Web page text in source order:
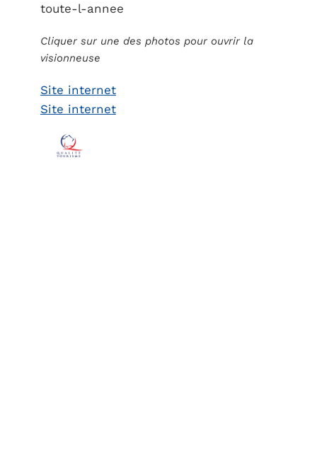
toute-l-annee
Cliquer sur une des photos pour ouvrir la
visionneuse
Site internet
Site internet